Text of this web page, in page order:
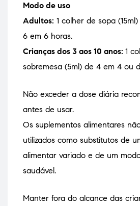
Modo de uso
Adultos: 1 colher de sopa
6 em 6 horas.
Crianças dos 3 aos 10 anos: 1
sobremesa (5ml) de 4 em 4 ou
Não exceder a dose diária
antes de usar.
Os suplementos alimentares
utilizados como substitutos de
alimentar variado e de um
saudável.
Manter fora do alcance das